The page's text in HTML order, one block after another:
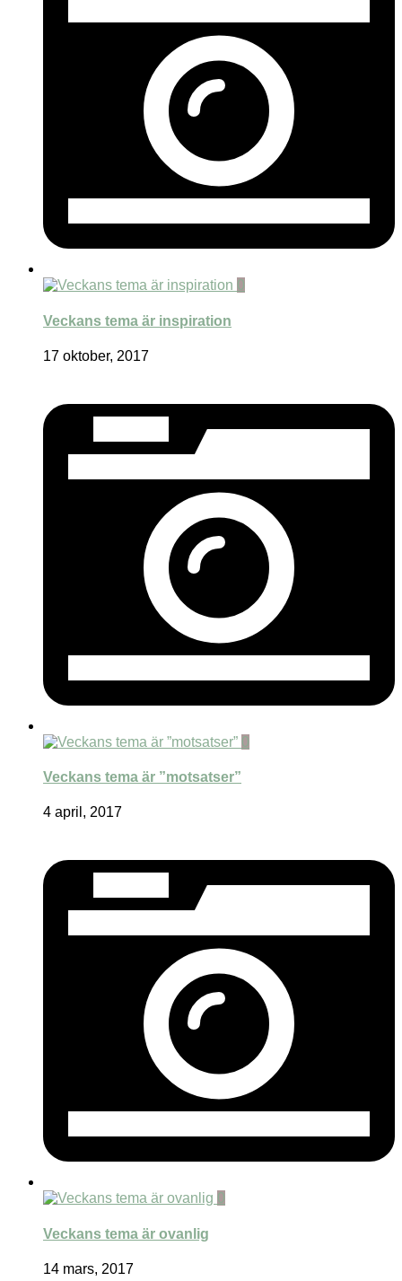
0
Veckans tema är inspiration
17 oktober, 2017
0
Veckans tema är ”motsatser”
4 april, 2017
0
Veckans tema är ovanlig
14 mars, 2017